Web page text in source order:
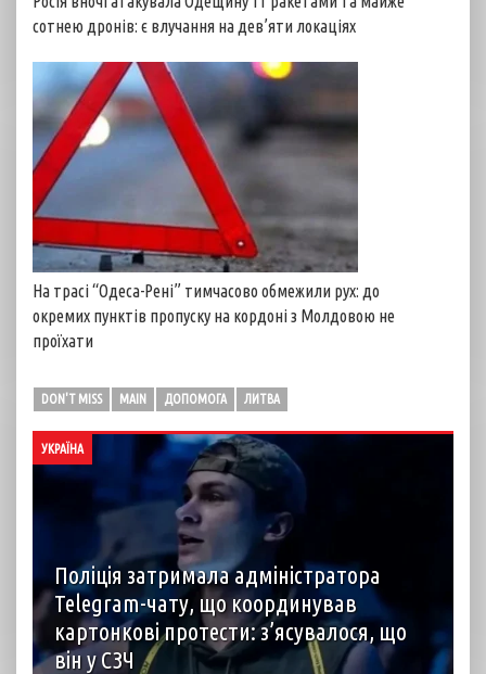
сотнею дронів: є влучання на дев’яти локаціях
На трасі “Одеса-Рені” тимчасово обмежили рух: до
окремих пунктів пропуску на кордоні з Молдовою не
проїхати
DON'T MISS MAIN ДОПОМОГА ЛИТВА
УКРАЇНА
Поліція затримала адміністратора
Telegram-чату, що координував
картонкові протести: з’ясувалося, що
він у СЗЧ